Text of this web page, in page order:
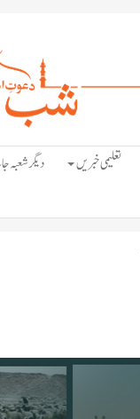
تعلیمی خبریں دیگر شعبہ